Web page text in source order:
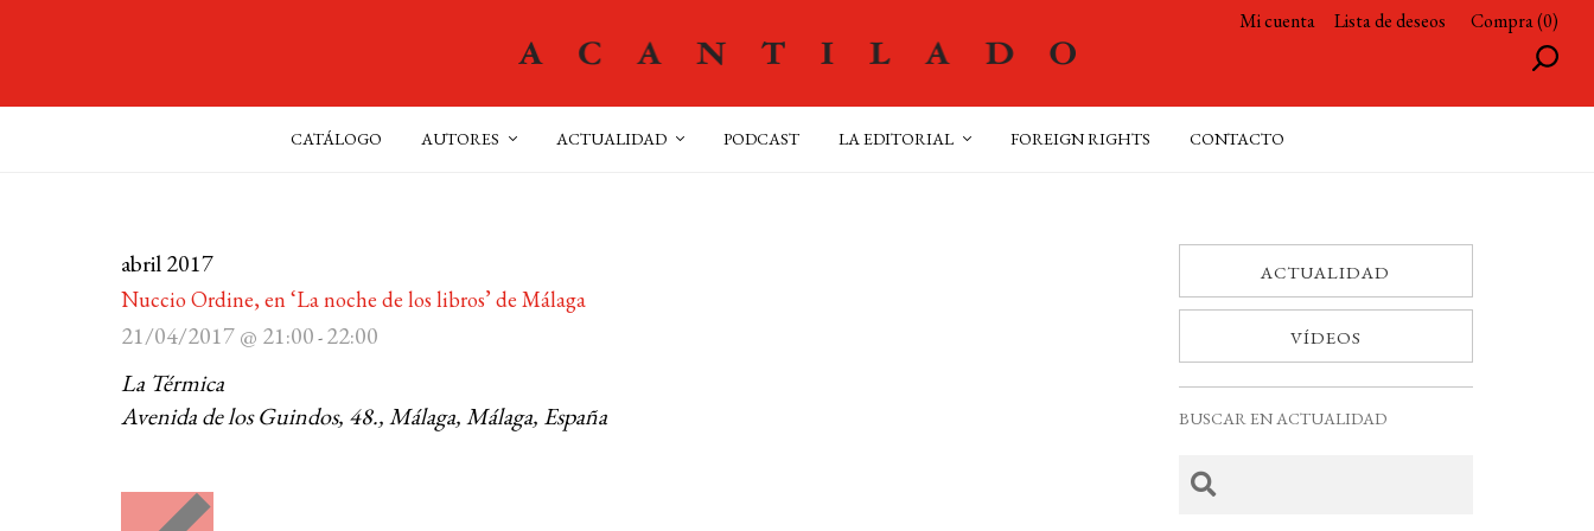
Mi cuenta Lista de deseos Compra (0)
CATÁLOGO AUTORES ACTUALIDAD PODCAST LA EDITORIAL FOREIGN RIGHTS CONTACTO
abril 2017
Nuccio Ordine, en ‘La noche de los libros’ de Málaga
21/04/2017 @ 21:00-22:00
La Térmica
Avenida de los Guindos, 48., Málaga, Málaga, España
ACTUALIDAD
VÍDEOS
BUSCAR EN ACTUALIDAD